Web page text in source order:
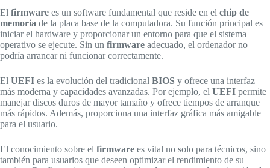
El firmware es un software fundamental que reside en el chip de
memoria de la placa base de la computadora. Su función principal es
iniciar el hardware y proporcionar un entorno para que el sistema
operativo se ejecute. Sin un firmware adecuado, el ordenador no
podría arrancar ni funcionar correctamente.
El UEFI es la evolución del tradicional BIOS y ofrece una interfaz
más moderna y capacidades avanzadas. Por ejemplo, el UEFI permite
manejar discos duros de mayor tamaño y ofrece tiempos de arranque
más rápidos. Además, proporciona una interfaz gráfica más amigable
para el usuario.
El conocimiento sobre el firmware es vital no solo para técnicos, sino
también para usuarios que deseen optimizar el rendimiento de su